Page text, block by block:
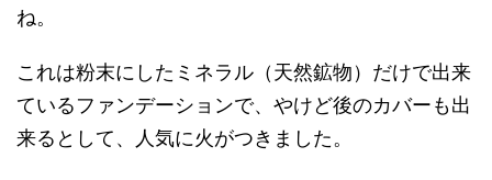
ね。
これは粉末にしたミネラル（天然鉱物）だけで出来
ているファンデーションで、やけど後のカバーも出
来るとして、人気に火がつきました。